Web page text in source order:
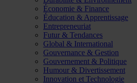
Économie & Finance
Éducation & Apprentissage
Entrepreneuriat
Futur & Tendances
Global & International
Gouvernance & Gestion
Gouvernement & Politique
Humour & Divertissement
Innovation et Technologie